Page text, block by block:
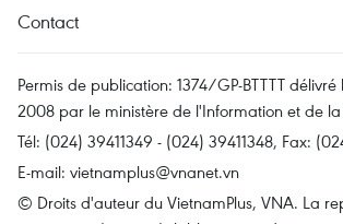
Contact
Permis de publication: 1374/GP-BTTTT délivré
2008 par le ministère de l'Information et de
Tél: (024) 39411349 - (024) 39411348, Fax:
E-mail: vietnamplus@vnanet.vn
© Droits d'auteur du VietnamPlus, VNA. La